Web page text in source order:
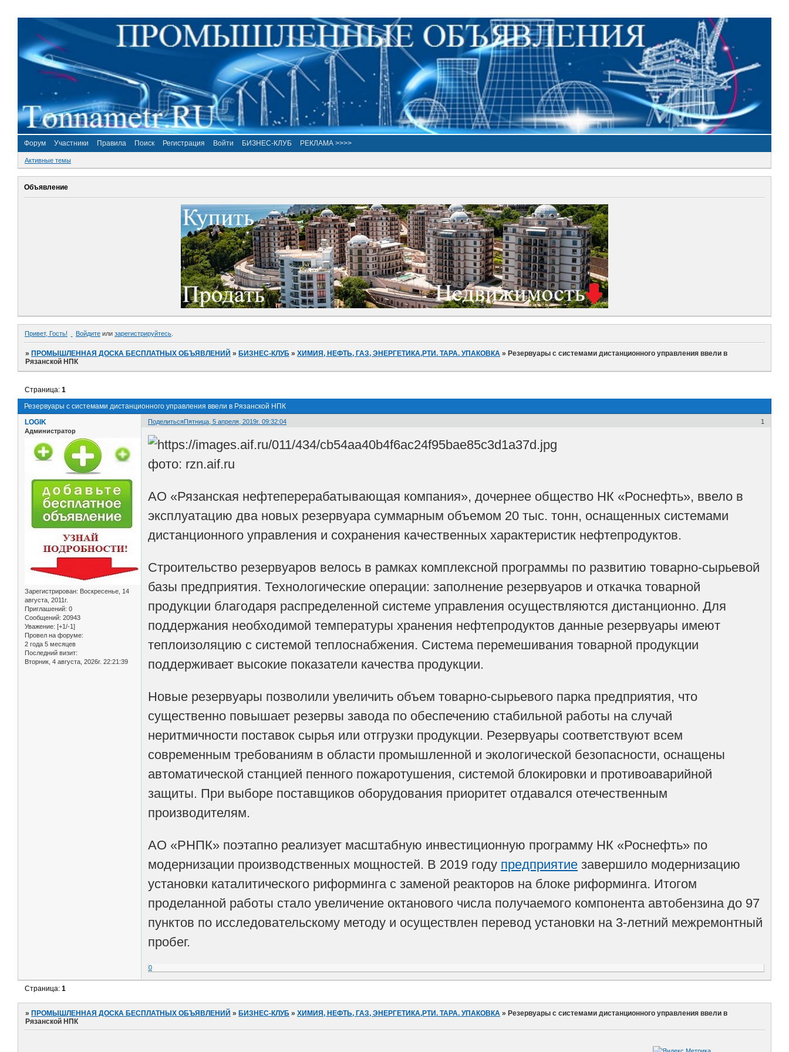
Форум Участники Правила Поиск Регистрация Войти БИЗНЕС-КЛУБ РЕКЛАМА >>>>
Активные темы
Объявление
Привет, Гость! Войдите или зарегистрируйтесь
»ПРОМЫШЛЕННАЯ ДОСКА БЕСПЛАТНЫХ ОБЪЯВЛЕНИЙ »БИЗНЕС-КЛУБ »ХИМИЯ, НЕФТЬ, ГАЗ, ЭНЕРГЕТИКА,РТИ. ТАРА. УПАКОВКА »Резервуары с системами дистанционного управления ввели в
Рязанской НПК
Резервуары с системами дистанционного управления ввели в Рязанской НПК
Страница:1
Поделиться 1
Пятница, 5 апреля, 2019г. 09:32:04
LOGIK
Администратор
Зарегистрирован: Воскресенье, 14
августа, 2011г.
Приглашений: 0
Сообщений: 20943
Уважение: [+1/-1]
Провел на форуме:
2 года 5 месяцев
Последний визит:
Вторник, 4 августа, 2026г. 22:21:39
фото: rzn.aif.ru
АО «Рязанская нефтеперерабатывающая компания», дочернее общество НК «Роснефть», ввело в
эксплуатацию два новых резервуара суммарным объемом 20 тыс. тонн, оснащенных системами
дистанционного управления и сохранения качественных характеристик нефтепродуктов.
Строительство резервуаров велось в рамках комплексной программы по развитию товарно-сырьевой
базы предприятия. Технологические операции: заполнение резервуаров и откачка товарной
продукции благодаря распределенной системе управления осуществляются дистанционно. Для
поддержания необходимой температуры хранения нефтепродуктов данные резервуары имеют
теплоизоляцию с системой теплоснабжения. Система перемешивания товарной продукции
поддерживает высокие показатели качества продукции.
Новые резервуары позволили увеличить объем товарно-сырьевого парка предприятия, что
существенно повышает резервы завода по обеспечению стабильной работы на случай
неритмичности поставок сырья или отгрузки продукции. Резервуары соответствуют всем
современным требованиям в области промышленной и экологической безопасности, оснащены
автоматической станцией пенного пожаротушения, системой блокировки и противоаварийной
защиты. При выборе поставщиков оборудования приоритет отдавался отечественным
производителям.
АО «РНПК» поэтапно реализует масштабную инвестиционную программу НК «Роснефть» по
модернизации производственных мощностей. В 2019 году предприятие завершило модернизацию
установки каталитического риформинга с заменой реакторов на блоке риформинга. Итогом
проделанной работы стало увеличение октанового числа получаемого компонента автобензина до 97
пунктов по исследовательскому методу и осуществлен перевод установки на 3-летний межремонтный
пробег.
0
Страница:1
»ПРОМЫШЛЕННАЯ ДОСКА БЕСПЛАТНЫХ ОБЪЯВЛЕНИЙ »БИЗНЕС-КЛУБ »ХИМИЯ, НЕФТЬ, ГАЗ, ЭНЕРГЕТИКА,РТИ. ТАРА. УПАКОВКА »Резервуары с системами дистанционного управления ввели в
Рязанской НПК